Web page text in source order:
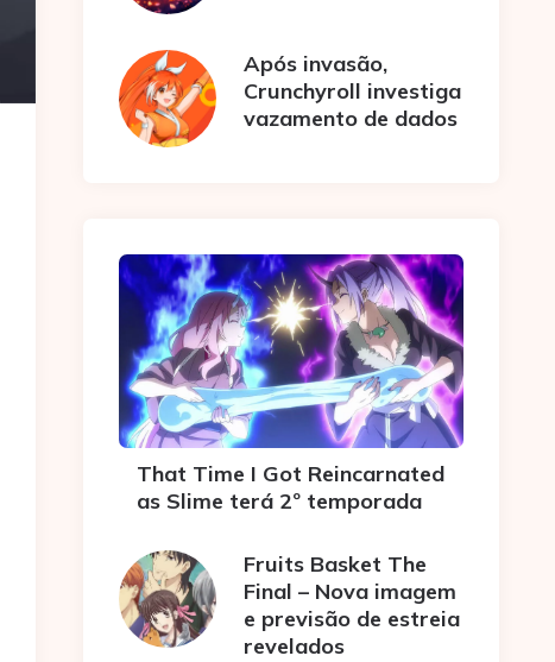
Após invasão,
Crunchyroll investiga
vazamento de dados
That Time I Got Reincarnated
as Slime terá 2º temporada
Fruits Basket The
Final – Nova imagem
e previsão de estreia
revelados